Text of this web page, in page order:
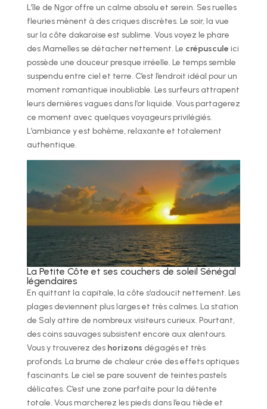
L’île de Ngor offre un calme absolu et serein. Ses ruelles
fleuries mènent à des criques discrètes. Le soir, la vue
sur la côte dakaroise est sublime. Vous voyez le phare
des Mamelles se détacher nettement. Le crépuscule ici
possède une douceur presque irréelle. Le temps semble
suspendu entre ciel et terre. C’est l’endroit idéal pour un
moment romantique inoubliable. Les surfeurs attrapent
leurs dernières vagues dans l’or liquide. Vous partagerez
ce moment avec quelques voyageurs privilégiés.
L’ambiance y est bohème, relaxante et totalement
authentique.
La Petite Côte et ses couchers de soleil Sénégal
légendaires
En quittant la capitale, la côte s’adoucit nettement. Les
plages deviennent plus larges et très calmes. La station
de Saly attire de nombreux visiteurs curieux. Pourtant,
des coins sauvages subsistent encore aux alentours.
Vous y trouverez des horizons dégagés et très
profonds. La brume de chaleur crée des effets optiques
fascinants. Le ciel se pare souvent de teintes pastels
délicates. C’est une zone parfaite pour la détente
totale. Vous marcherez les pieds dans l’eau tiède et